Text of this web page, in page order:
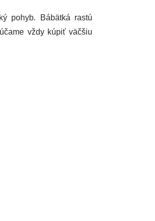
pohyb. Bábätká rastú
vždy kúpiť väčšiu